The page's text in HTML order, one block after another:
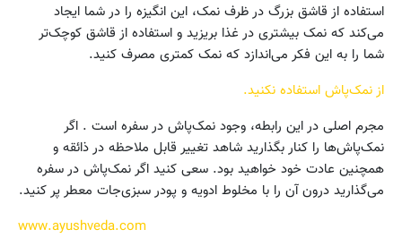
استفاده از قاشق بزرگ در ظرف نمک، این انگیزه را در شما ایجاد
می‌کند که نمک بیشتری در غذا بریزید و استفاده از قاشق کوچک‌تر
شما را به این فکر می‌اندازد که نمک کمتری مصرف کنید.
از نمک‌پاش استفاده نکنید.
مجرم اصلی در این رابطه، ‌وجود نمک‌پاش در سفره است . اگر
نمک‌پاش‌ها را کنار بگذارید شاهد تغییر قابل ملاحظه در ذائقه و
همچنین عادت خود خواهید بود. سعی کنید اگر نمک‌پاش در سفره
می‌گذارید درون آن را با مخلوط ادویه و پودر سبزی‌جات معطر پر کنید.
www.ayushveda.com